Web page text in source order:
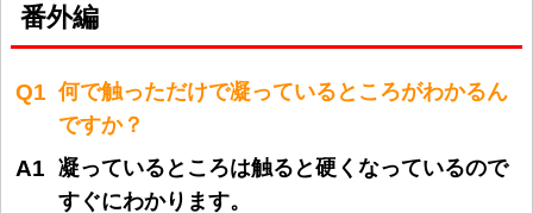
番外編
Q1 何で触っただけで凝っているところがわかるん
ですか？
A1 凝っているところは触ると硬くなっているので
すぐにわかります。